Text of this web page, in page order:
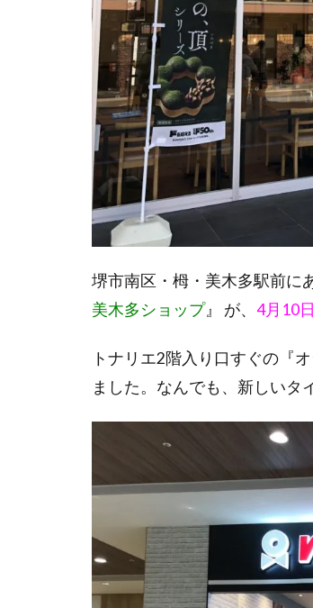
堺市南区・栂・美木多駅前に
美木多ショップ』 が、 4月10
トナリエ2階入り口すぐの『
ました。なんでも、新しいタ